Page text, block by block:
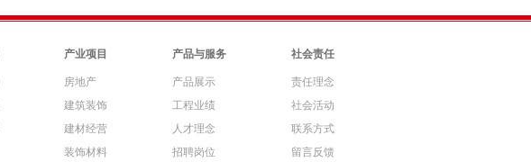
产业项目
房地产
建筑装饰
建材经营
装饰材料
产品与服务
产品展示
工程业绩
人才理念
招聘岗位
社会责任
责任理念
社会活动
联系方式
留言反馈